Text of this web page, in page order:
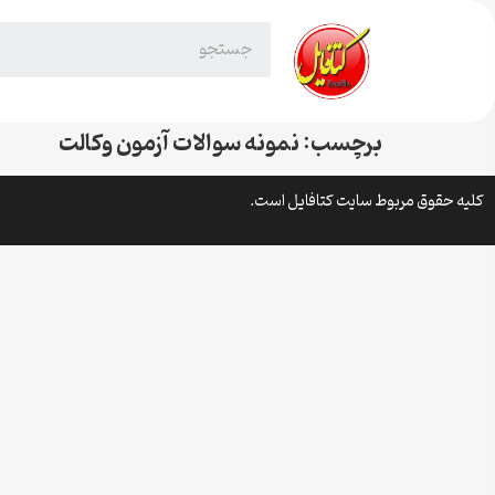
برچسب:نمونه سوالات آزمون وکالت
کلیه حقوق مربوط سایت کتافایل است.